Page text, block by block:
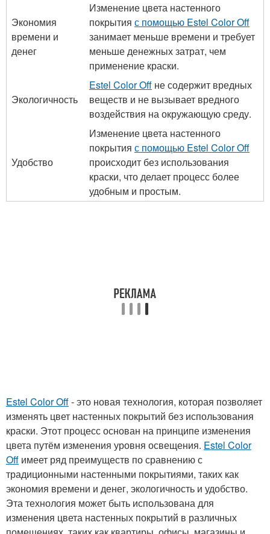
Экономия
времени и
денег
Изменение цвета настенного
покрытия с помощью Estel Color Off
занимает меньше времени и требует
меньше денежных затрат, чем
применение краски.
Экологичность
Estel Color Off не содержит вредных
веществ и не вызывает вредного
воздействия на окружающую среду.
Удобство
Изменение цвета настенного
покрытия с помощью Estel Color Off
происходит без использования
краски, что делает процесс более
удобным и простым.
Estel Color Off- это новая технология, которая позволяет
изменять цвет настенных покрытий без использования
краски. Этот процесс основан на принципе изменения
цвета путём изменения уровня освещения. Estel Color
Off имеет ряд преимуществ по сравнению с
традиционными настенными покрытиями, таких как
экономия времени и денег, экологичность и удобство.
Эта технология может быть использована для
изменения цвета настенных покрытий в различных